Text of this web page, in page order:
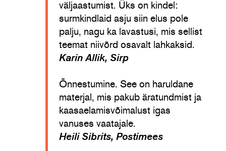
väljaastumist. Üks on kindel:
surmkindlaid asju siin elus pole
palju, nagu ka lavastusi, mis sellist
teemat niivõrd osavalt lahkaksid.
Karin Allik, Sirp
Õnnestumine. See on haruldane
materjal, mis pakub äratundmist ja
kaasaelamisvõimalust igas
vanuses vaatajale.
Heili Sibrits, Postimees